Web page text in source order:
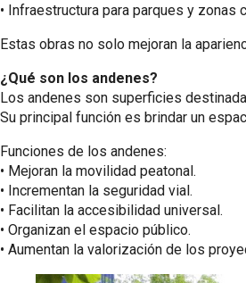
•⁠ ⁠Infraestructura para parques y zonas
Estas obras no solo mejoran la
¿Qué son los andenes?
Los andenes son superficies
Su principal función es brindar un
Funciones de los andenes:
•⁠ ⁠Mejoran la movilidad peatonal.
•⁠ ⁠Incrementan la seguridad vial.
•⁠ ⁠Facilitan la accesibilidad universal.
•⁠ ⁠Organizan el espacio público.
•⁠ ⁠Aumentan la valorización de los